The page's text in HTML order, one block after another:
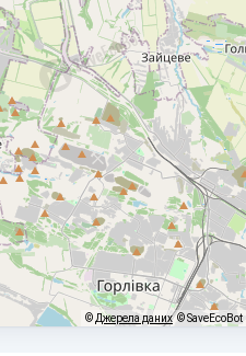
© Джерела даних © SaveEcoBot